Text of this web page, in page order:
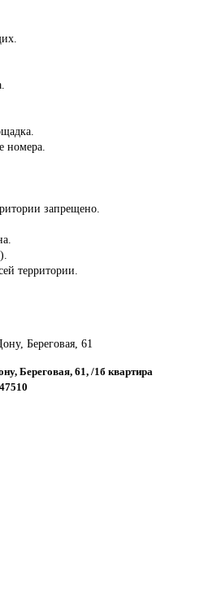
номера.
запрещено.
территории.
Береговая, 61
Береговая, 61, /1б квартира